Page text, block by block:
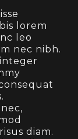
lorem
leo
nec nibh.
diam.